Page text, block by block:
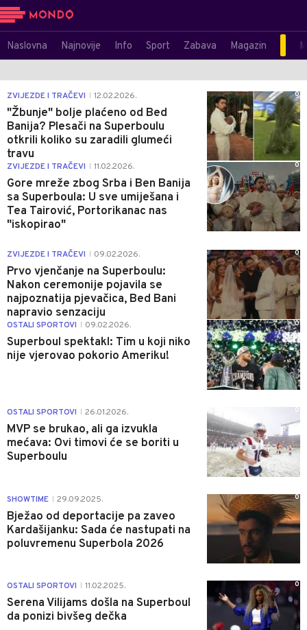
Naslovna Najnovije Info Sport Zabava Magazin
ZVIJEZDE I TRAČEVI 12.02.2026.
"Žbunje" bolje plaćeno od Bed
Banija? Plesači na Superboulu
otkrili koliko su zaradili glumeći
travu
0
ZVIJEZDE I TRAČEVI 11.02.2026.
Gore mreže zbog Srba i Ben Banija
sa Superboula: U sve umiješana i
Tea Tairović, Portorikanac nas
"iskopirao"
0
ZVIJEZDE I TRAČEVI 09.02.2026.
Prvo vjenčanje na Superboulu:
Nakon ceremonije pojavila se
najpoznatija pjevačica, Bed Bani
napravio senzaciju
0
OSTALI SPORTOVI 09.02.2026.
Superboul spektakl: Tim u koji niko
nije vjerovao pokorio Ameriku!
0
OSTALI SPORTOVI 26.01.2026.
MVP se brukao, ali ga izvukla
mećava: Ovi timovi će se boriti u
Superboulu
0
SHOWTIME 29.09.2025.
Bježao od deportacije pa zaveo
Kardašijanku: Sada će nastupati na
poluvremenu Superbola 2026
0
OSTALI SPORTOVI 11.02.2025.
Serena Vilijams došla na Superboul
da ponizi bivšeg dečka
0